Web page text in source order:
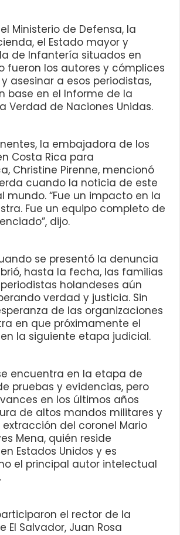
Ministerio de Defensa, la
el Estado mayor y
de Infantería situados en
fueron los autores y cómplices
asesinar a esos periodistas,
base en el Informe de la
Verdad de Naciones Unidas.
la embajadora de los
Costa Rica para
Christine Pirenne, mencionó
cuando la noticia de este
mundo. “Fue un impacto en la
Fue un equipo completo de
dijo.
se presentó la denuncia
hasta la fecha, las familias
holandeses aún
verdad y justicia. Sin
de las organizaciones
en que próximamente el
la siguiente etapa judicial.
encuentra en la etapa de
pruebas y evidencias, pero
en los últimos años
de altos mandos militares y
del coronel Mario
Mena, quién reside
Estados Unidos y es
el principal autor intelectual
el rector de la
El Salvador, Juan Rosa